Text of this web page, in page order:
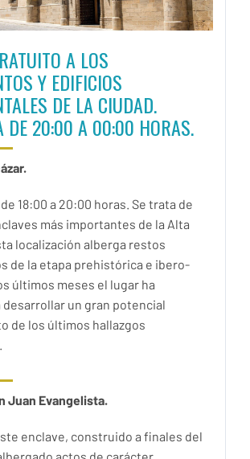
A LOS
Y EDIFICIOS
DE LA CIUDAD.
DE 20:00 A 00:00 HORAS.
18:00 a 20:00 horas. Se trata de
más importantes de la Alta
localización alberga restos
de la etapa prehistórica e ibero-
últimos meses el lugar ha
desarrollar un gran potencial
de los últimos hallazgos
Juan Evangelista.
enclave, construido a finales del
actos de carácter